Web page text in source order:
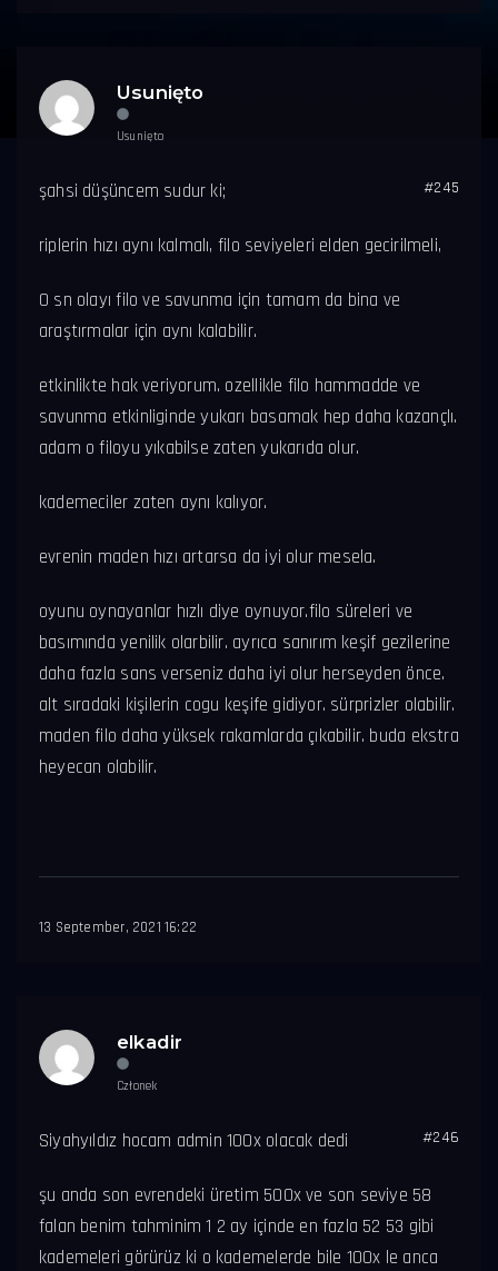
Usunięto
Usunięto
#245
şahsi düşüncem sudur ki;
riplerin hızı aynı kalmalı, filo seviyeleri elden gecirilmeli,
0 sn olayı filo ve savunma için tamam da bina ve
araştırmalar için aynı kalabilir.
etkinlikte hak veriyorum. ozellikle filo hammadde ve
savunma etkinliginde yukarı basamak hep daha kazançlı.
adam o filoyu yıkabilse zaten yukarıda olur.
kademeciler zaten aynı kalıyor.
evrenin maden hızı artarsa da iyi olur mesela.
oyunu oynayanlar hızlı diye oynuyor.filo süreleri ve
basımında yenilik olarbilir. ayrıca sanırım keşif gezilerine
daha fazla sans verseniz daha iyi olur herseyden önce.
alt sıradaki kişilerin cogu keşife gidiyor. sürprizler olabilir.
maden filo daha yüksek rakamlarda çıkabilir. buda ekstra
heyecan olabilir.
13 September, 2021 16:22
elkadir
Członek
#246
Siyahyıldız hocam admin 100x olacak dedi
şu anda son evrendeki üretim 500x ve son seviye 58
falan benim tahminim 1 2 ay içinde en fazla 52 53 gibi
kademeleri görürüz ki o kademelerde bile 100x le anca